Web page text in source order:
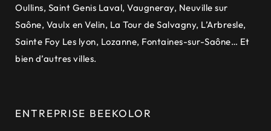
ENTREPRISE BEEKOLOR
Oullins, Saint Genis Laval, Vaugneray, Neuville sur
Saône, Vaulx en Velin, La Tour de Salvagny, L’Arbresle,
Sainte Foy Les lyon, Lozanne, Fontaines-sur-Saône… Et
bien d’autres villes.